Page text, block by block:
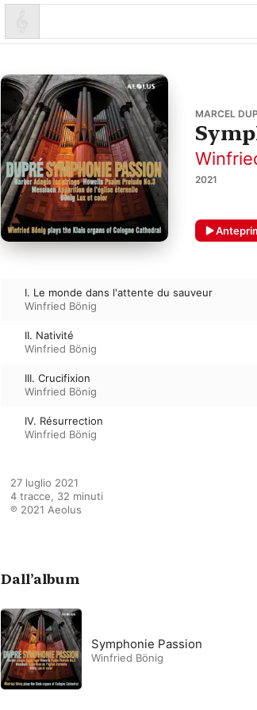
MARCEL
2021
I. Le monde dans l'attente du sauveur
Winfried Bönig
II. Nativité
Winfried Bönig
III. Crucifixion
Winfried Bönig
IV. Résurrection
Winfried Bönig
27 luglio 2021
4 tracce, 32 minuti
℗ 2021 Aeolus
Dall’album
Symphonie Passion
Winfried Bönig